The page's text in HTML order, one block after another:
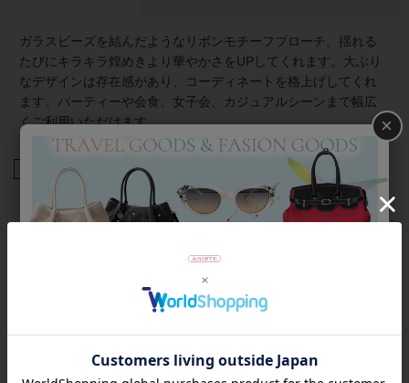
ガラスビーズを結んだようなリボンモチーフブローチ。揺れる
たびにキラキラ煌めきより華やかさをUPしてくれます。大ぶり
なデザインは存在感があり、コーディネートを格上げしてくれ
ます。パーティーや会食、女子会、カジュアルシーンまで幅広
くご利用いただけます。
商品番号 5250008
×